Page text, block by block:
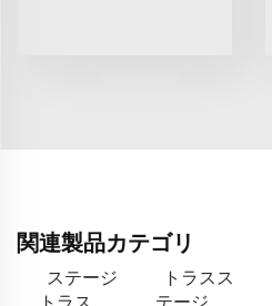
関連製品カテゴリ
ステージ
トラスス